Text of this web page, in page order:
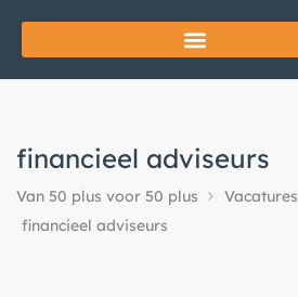
financieel adviseurs
Van 50 plus voor 50 plus
Vacatures
financieel adviseurs